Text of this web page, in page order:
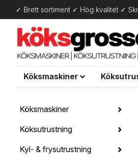
✓ Brett sortiment ✓ Hög kvalitet ✓
Köksmaskiner
Köksmaskiner
Köksutrustning
Kyl- & frysutrustning